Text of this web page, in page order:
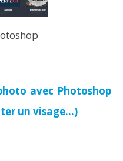
avec Photoshop
un visage…)